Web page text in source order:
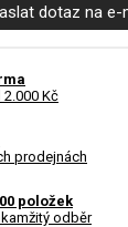
dotaz na e-
2.000 Kč
prodejnách
položek
odběr